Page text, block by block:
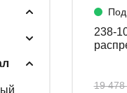
Под
238-
19 478